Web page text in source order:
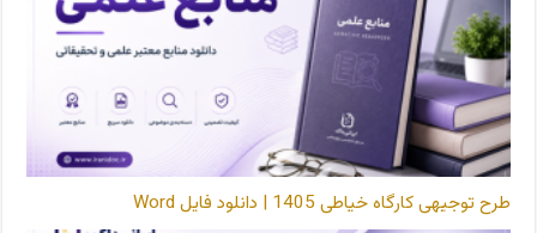
طرح توجیهی کارگاه خیاطی 1405 | دانلود فایل Word